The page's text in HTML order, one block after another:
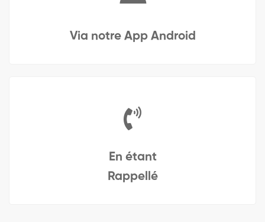
Via notre App Android
En étant
Rappellé